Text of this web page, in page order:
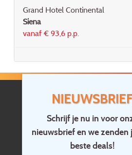
Schrijf je nu in voor
nieuwsbrief en we zenden
beste deals!
Grand Hotel Continental
Siena
vanaf € 93,6 p.p.
Home
Contact